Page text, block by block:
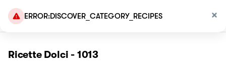
ERROR:DISCOVER_CATEGORY_RECIPES
Ricette Dolci - 1013